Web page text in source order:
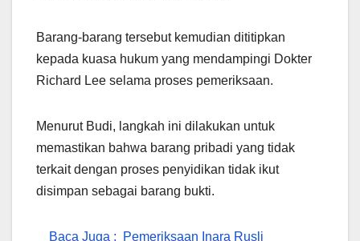
Barang-barang tersebut kemudian dititipkan
kepada kuasa hukum yang mendampingi Dokter
Richard Lee selama proses pemeriksaan.
Menurut Budi, langkah ini dilakukan untuk
memastikan bahwa barang pribadi yang tidak
terkait dengan proses penyidikan tidak ikut
disimpan sebagai barang bukti.
Baca Juga :
Pemeriksaan Inara Rusli